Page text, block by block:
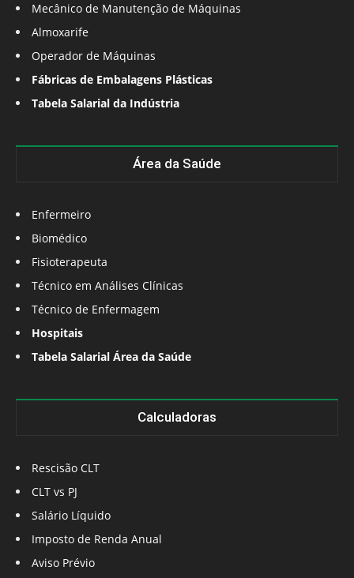
Mecânico de Manutenção de Máquinas
Almoxarife
Operador de Máquinas
Fábricas de Embalagens Plásticas
Tabela Salarial da Indústria
Área da Saúde
Enfermeiro
Biomédico
Fisioterapeuta
Técnico em Análises Clínicas
Técnico de Enfermagem
Hospitais
Tabela Salarial Área da Saúde
Calculadoras
Rescisão CLT
CLT vs PJ
Salário Líquido
Imposto de Renda Anual
Aviso Prévio